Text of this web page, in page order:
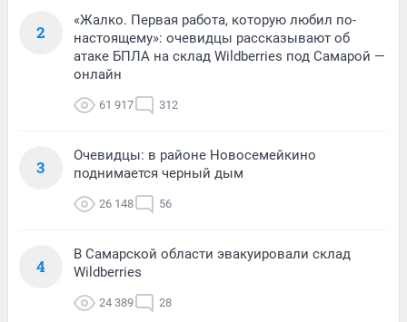
2
«Жалко. Первая работа, которую любил по-
настоящему»: очевидцы рассказывают об
атаке БПЛА на склад Wildberries под Самарой —
онлайн
61 917 312
3
Очевидцы: в районе Новосемейкино
поднимается черный дым
26 148 56
4
В Самарской области эвакуировали склад
Wildberries
24 389 28